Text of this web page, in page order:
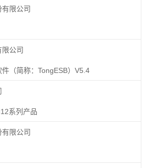
限公司
公司
（简称：TongESB）V5.4
系列产品
限公司